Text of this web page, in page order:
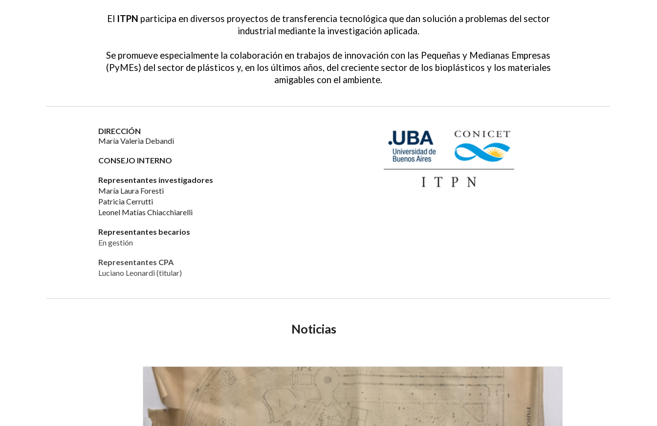
El ITPN participa en diversos proyectos de transferencia tecnológica que dan solución a problemas del sector
industrial mediante la investigación aplicada.
Se promueve especialmente la colaboración en trabajos de innovación con las Pequeñas y Medianas Empresas
(PyMEs) del sector de plásticos y, en los últimos años, del creciente sector de los bioplásticos y los materiales
amigables con el ambiente.
DIRECCIÓN
María Valeria Debandi
CONSEJO INTERNO
Representantes investigadores
María Laura Foresti
Patricia Cerrutti
Leonel MatíasChiacchiarelli
Representantes becarios
En gestión
Representantes CPA
Luciano Leonardi (titular)
Noticias